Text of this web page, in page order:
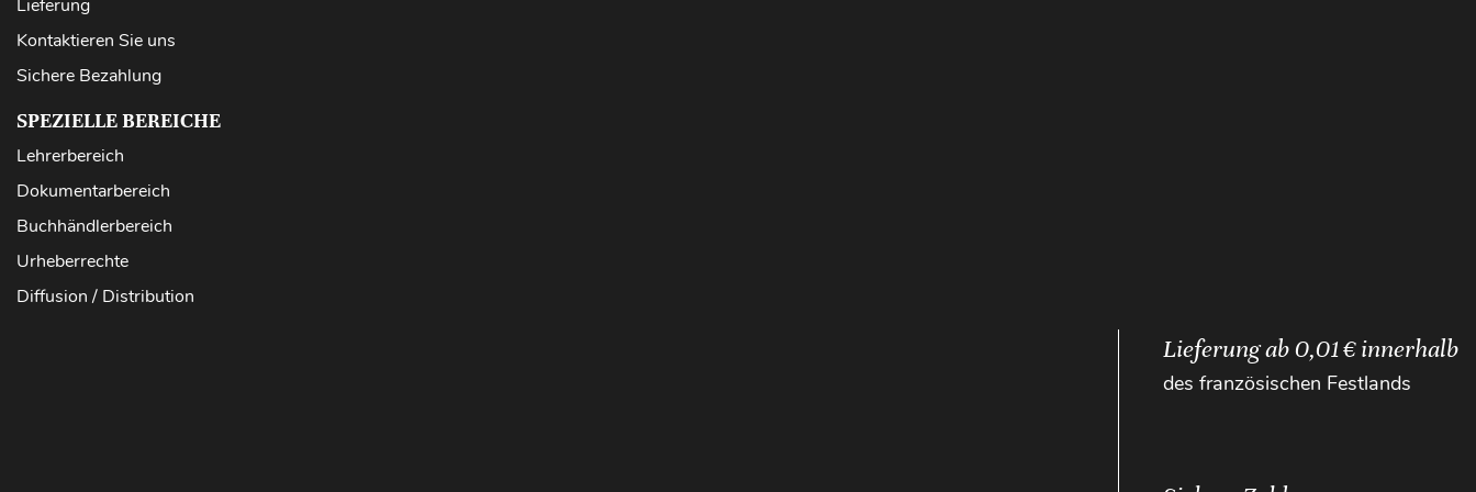
Lieferung
Kontaktieren Sie uns
Sichere Bezahlung
SPEZIELLE BEREICHE
Lehrerbereich
Dokumentarbereich
Buchhändlerbereich
Urheberrechte
Diffusion / Distribution
Lieferung ab 0,01 € innerhalb
des französischen Festlands